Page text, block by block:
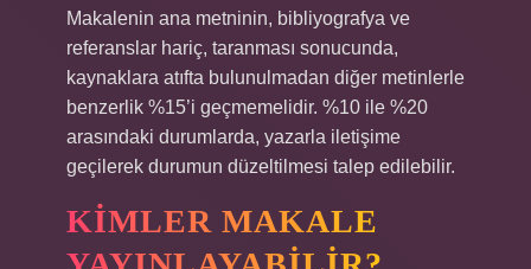
Makalenin ana metninin, bibliyografya ve
referanslar hariç, taranması sonucunda,
kaynaklara atıfta bulunulmadan diğer metinlerle
benzerlik %15’i geçmemelidir. %10 ile %20
arasındaki durumlarda, yazarla iletişime
geçilerek durumun düzeltilmesi talep edilebilir.
KIMLER MAKALE